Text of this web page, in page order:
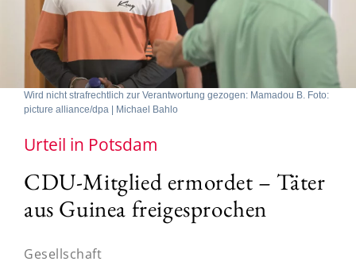
Wird nicht strafrechtlich zur Verantwortung gezogen: Mamadou B. Foto:
picture alliance/dpa | Michael Bahlo
Urteil in Potsdam
CDU-Mitglied ermordet – Täter
aus Guinea freigesprochen
Gesellschaft